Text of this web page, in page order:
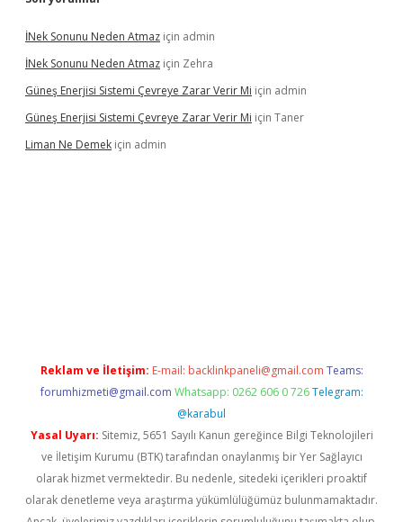
İNek Sonunu Neden Atmaz için admin
İNek Sonunu Neden Atmaz için Zehra
Güneş Enerjisi Sistemi Çevreye Zarar Verir Mi için admin
Güneş Enerjisi Sistemi Çevreye Zarar Verir Mi için Taner
Liman Ne Demek için admin
Reklam ve İletişim: E-mail: backlinkpaneli@gmail.com Teams:
forumhizmeti@gmail.com Whatsapp: 0262 606 0 726 Telegram:
@karabul
Yasal Uyarı: Sitemiz, 5651 Sayılı Kanun gereğince Bilgi Teknolojileri
ve İletişim Kurumu (BTK) tarafından onaylanmış bir Yer Sağlayıcı
olarak hizmet vermektedir. Bu nedenle, sitedeki içerikleri proaktif
olarak denetleme veya araştırma yükümlülüğümüz bulunmamaktadır.